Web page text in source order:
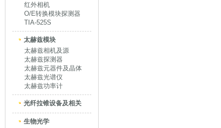
红外相机
O/E转换模块探测器
TIA-525S
太赫兹模块
太赫兹相机及源
太赫兹探测器
太赫兹元器件及晶体
太赫兹光谱仪
太赫兹功率计
光纤拉锥设备及相关
生物光学